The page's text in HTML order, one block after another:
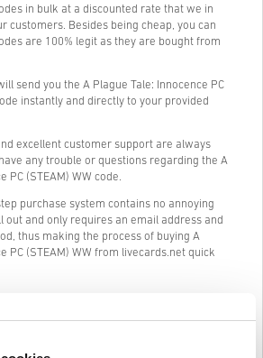
in bulk at a discounted rate that we in
customers. Besides being cheap, you can
are 100% legit as they are bought from
send you the A Plague Tale: Innocence PC
instantly and directly to your provided
excellent customer support are always
any trouble or questions regarding the A
PC (STEAM) WW code.
purchase system contains no annoying
out and only requires an email address and
thus making the process of buying A
PC (STEAM) WW from livecards.net quick